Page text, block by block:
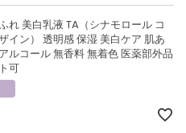
れ 美白乳液 TA（シナモロール コ
イン） 透明感 保湿 美白ケア 肌あ
ルコール 無香料 無着色 医薬部外品
可